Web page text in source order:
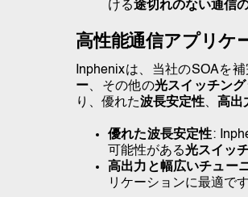
ける途切れのない通信
高性能通信アプリケ
Inphenixは、当社のSOAを補
ー、その他の光スイッチン
り、優れた波長安定性、 高出
優れた波長安定性:
可能性がある光スイッ
高出力と幅広いチュー
リケーションに最適です